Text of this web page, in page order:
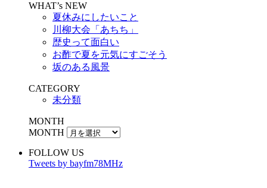
WHAT’s NEW
夏休みにしたいこと
川柳大会「あちち」
歴史って面白い
お酢で夏を元気にすごそう
坂のある風景
CATEGORY
未分類
MONTH
MONTH
FOLLOW US
Tweets by bayfm78MHz